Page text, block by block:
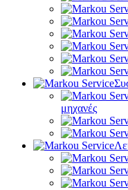
μηχανές